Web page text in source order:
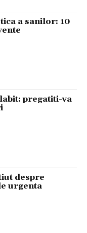
a sanilor: 10
pregatiti-va
despre
urgenta